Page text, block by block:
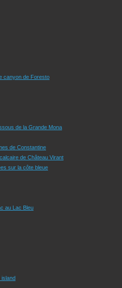
canyon de Foresto
de la Grande Mona
de Constantine
de Château Virant
sur la côte bleue
au Lac Bleu
island